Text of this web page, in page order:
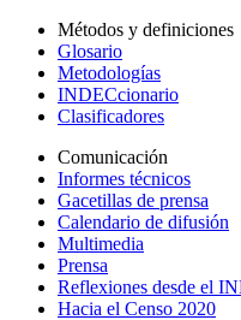
Métodos y definiciones
Glosario
Metodologías
INDECcionario
Clasificadores
Comunicación
Informes técnicos
Gacetillas de prensa
Calendario de difusión
Multimedia
Prensa
Reflexiones desde el
Hacia el Censo 2020